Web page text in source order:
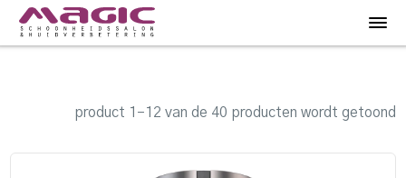
product 1–12 van de 40 producten wordt getoond